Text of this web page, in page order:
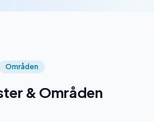
Områden
& Områden